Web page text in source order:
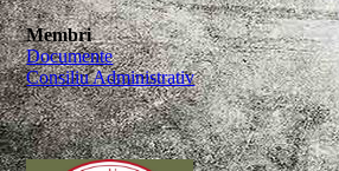
Membri
Documente
Consiliu Administrativ